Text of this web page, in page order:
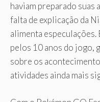
haviam preparado suas
falta de explicação da
alimenta especulações.
pelos 10 anos do jogo,
sobre os
atividades ainda mais